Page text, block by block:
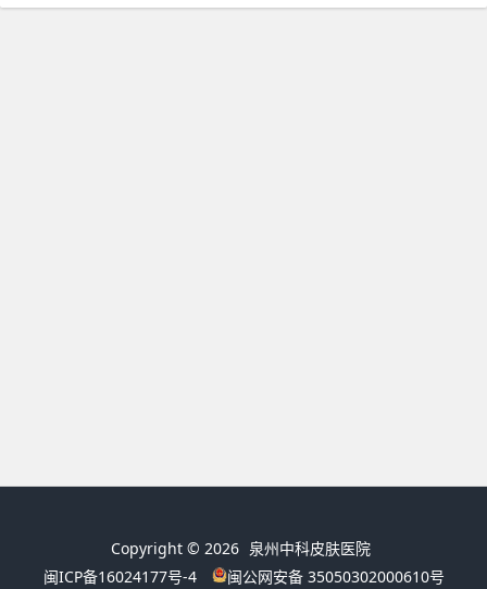
Copyright © 2026 泉州中科皮肤医院
闽ICP备16024177号-4
闽公网安备 35050302000610号